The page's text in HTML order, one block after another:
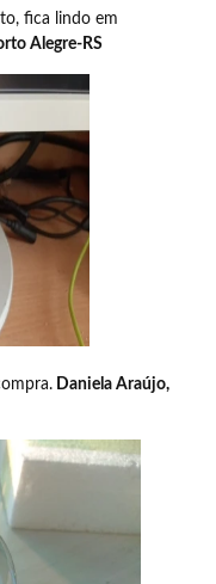
fica lindo em
Alegre-RS
Daniela Araújo,